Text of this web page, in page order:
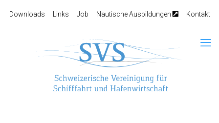
Downloads Links Job Nautische Ausbildungen Kontakt